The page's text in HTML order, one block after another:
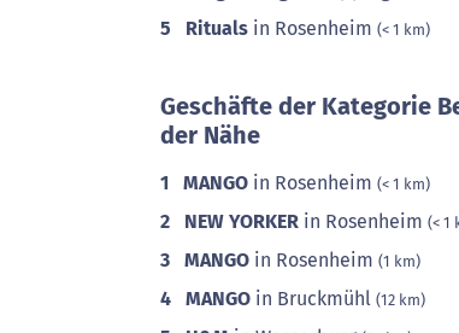
5 Rituals in Rosenheim (< 1 km)
Geschäfte der Kategorie
der Nähe
1 MANGO in Rosenheim (< 1 km)
2 NEW YORKER in Rosenheim (< 1
3 MANGO in Rosenheim (1 km)
4 MANGO in Bruckmühl (12 km)